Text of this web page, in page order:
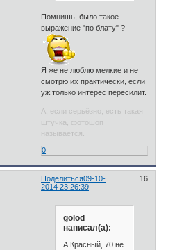
Помнишь, было такое
выражение "по блату" ?
Я же не люблю мелкие и не
смотрю их практически, если
уж только интерес пересилит.
А, если серьёзно, есть такая
штучка, фотошоп
называется.
0
Поделиться 16
09-10-
2014 23:26:39
golod
написал(а):
А Красный, 70 не